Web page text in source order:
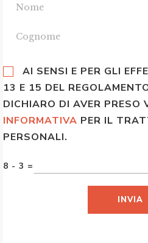
AI SENSI E PER GLI
13 E 15 DEL
DICHIARO DI AVER PRESO
INFORMATIVA PER IL
PERSONALI.
8 - 3 =
INVIA